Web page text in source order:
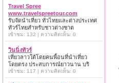
Travel Spree
www.travelspreetour.com
รับจัดนำเที่ยว ทั่วไทยและต่างประเทศ
ทัวร์ไทยสำหรับชาวต่างชาต
เข้าชม: 132 | ความคิดเห็น: 0
วินนิ่งทัวร์
เที่ยวลาวใต้โดยคนพื้อนที่นำเที่ยว
โดยตรง ประสบการณ์ยาวนาน บริ
เข้าชม: 117 | ความคิดเห็น: 0